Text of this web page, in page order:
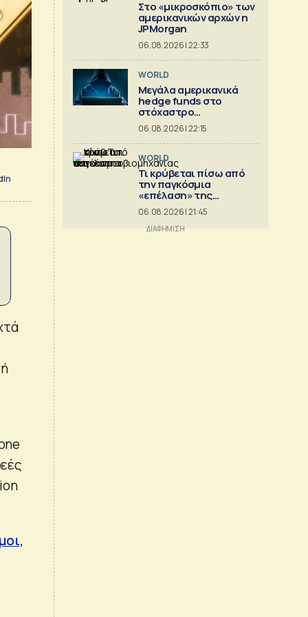
Στο «μικροσκόπιο» των
αμερικανικών αρχών η
JPMorgan
06.08.2026 | 22:33
WORLD
Μεγάλα αμερικανικά
hedge funds στο
στόχαστρο
κυβερνοεπιθέσεων
06.08.2026 | 22:15
WORLD
Τι κρύβεται πίσω από
την παγκόσμια
«επέλαση» της
κινεζικής
αυτοκινητοβιομηχανίας
06.08.2026 | 21:45